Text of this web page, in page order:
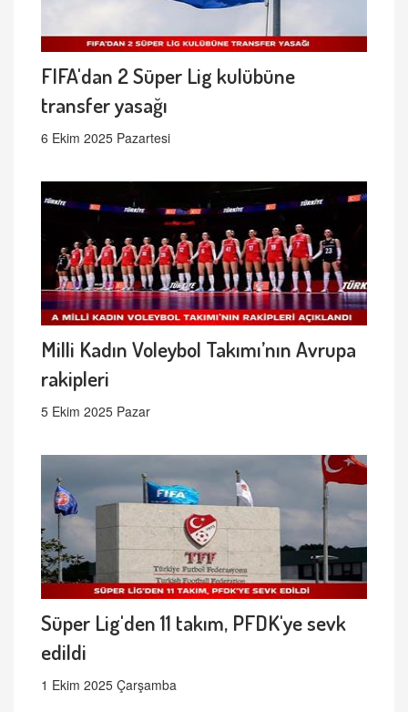
FIFA'dan 2 Süper Lig kulübüne
transfer yasağı
6 Ekim 2025 Pazartesi
Milli Kadın Voleybol Takımı’nın Avrupa
rakipleri
5 Ekim 2025 Pazar
Süper Lig'den 11 takım, PFDK'ye sevk
edildi
1 Ekim 2025 Çarşamba